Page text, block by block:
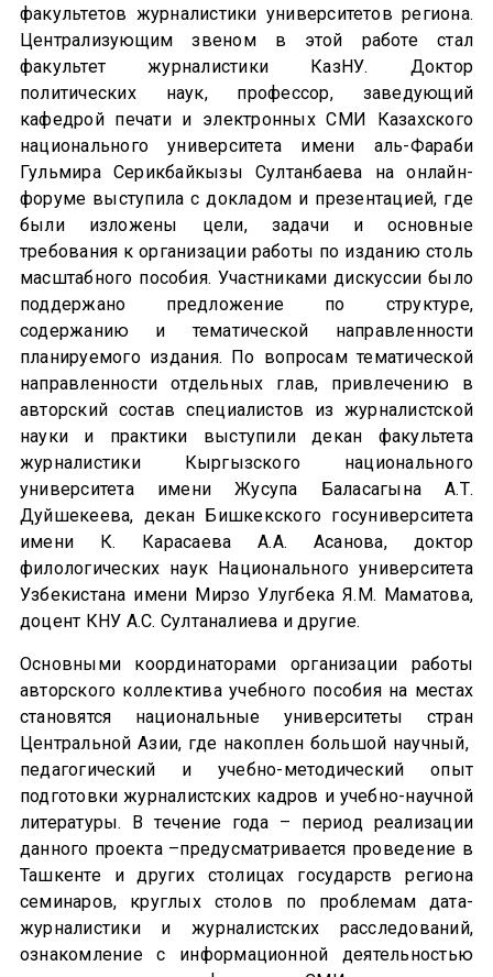
факультетов журналистики университетов региона.
Централизующим звеном в этой работе стал
факультет журналистики КазНУ. Доктор
политических наук, профессор, заведующий
кафедрой печати и электронных СМИ Казахского
национального университета имени аль-Фараби
Гульмира Серикбайкызы Султанбаева на онлайн-
форуме выступила с докладом и презентацией, где
были изложены цели, задачи и основные
требования к организации работы по изданию столь
масштабного пособия. Участниками дискуссии было
поддержано предложение по структуре,
содержанию и тематической направленности
планируемого издания. По вопросам тематической
направленности отдельных глав, привлечению в
авторский состав специалистов из журналистской
науки и практики выступили декан факультета
журналистики Кыргызского национального
университета имени Жусупа Баласагына А.Т.
Дуйшекеева, декан Бишкекского госуниверситета
имени К. Карасаева А.А. Асанова, доктор
филологических наук Национального университета
Узбекистана имени Мирзо Улугбека Я.М. Маматова,
доцент КНУ А.С. Султаналиева и другие.
Основными координаторами организации работы
авторского коллектива учебного пособия на местах
становятся национальные университеты стран
Центральной Азии, где накоплен большой научный,
педагогический и учебно-методический опыт
подготовки журналистских кадров и учебно-научной
литературы. В течение года – период реализации
данного проекта –предусматривается проведение в
Ташкенте и других столицах государств региона
семинаров, круглых столов по проблемам дата-
журналистики и журналистских расследований,
ознакомление с информационной деятельностью